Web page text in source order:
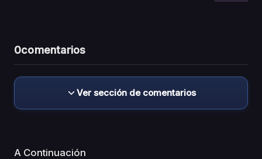
0comentarios
Ver sección de comentarios
A Continuación